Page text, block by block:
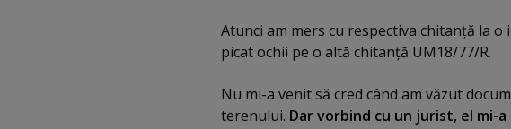
Atunci am mers cu respectiva chitanţă la
picat ochii pe o altă chitanţă UM18/77/R.
Nu mi-a venit să cred când am văzut
terenului. Dar vorbind cu un jurist, el mi-